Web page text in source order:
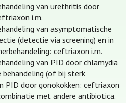
van urethritis door
i.m.
van asymptomatische
(detectie via screening) en in
ceftriaxon i.m.
van PID door chlamydia
(of bij sterk
PID door gonokokken: ceftriaxon
met andere antibiotica.